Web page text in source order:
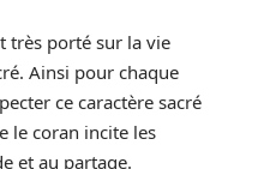
très porté sur la vie
Ainsi pour chaque
ce caractère sacré
le coran incite les
et au partage.